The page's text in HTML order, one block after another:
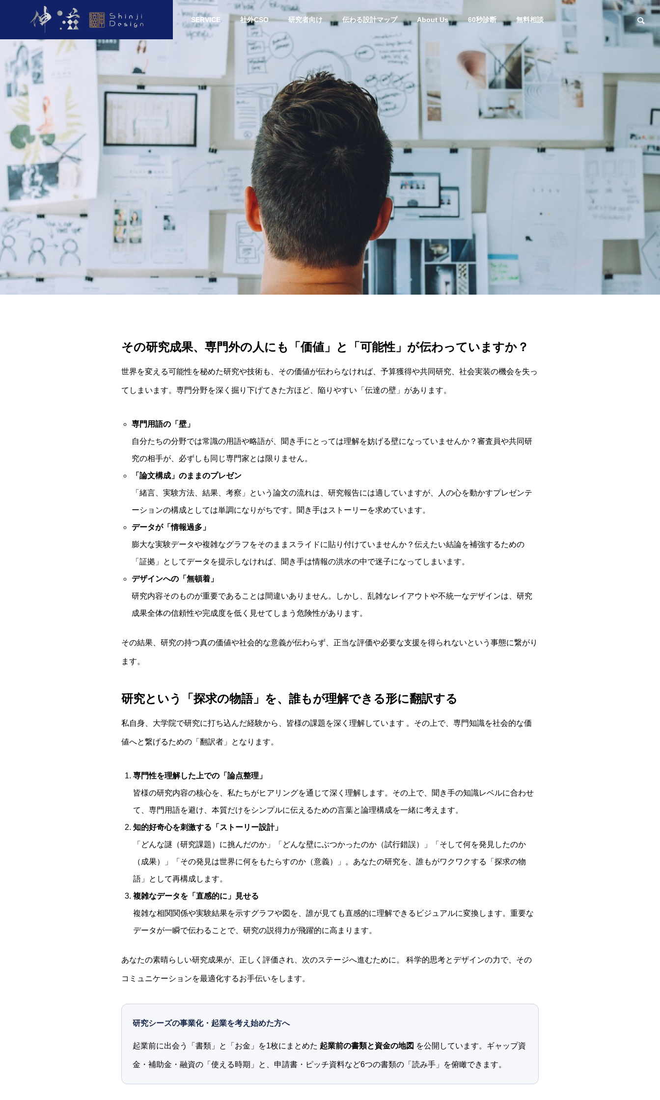
HOME SERVICE 社外CSO 研究者向け 伝わる設計マップ About Us 60秒診断 無料相談
その研究成果、専門外の人にも「価値」と「可能性」が伝わっていますか？
世界を変える可能性を秘めた研究や技術も、その価値が伝わらなければ、予算獲得や共同研究、社会実装の機会を失っ
てしまいます。専門分野を深く掘り下げてきた方ほど、陥りやすい「伝達の壁」があります。
専門用語の「壁」
自分たちの分野では常識の用語や略語が、聞き手にとっては理解を妨げる壁になっていませんか？審査員や共同研
究の相手が、必ずしも同じ専門家とは限りません。
「論文構成」のままのプレゼン
「緒言、実験方法、結果、考察」という論文の流れは、研究報告には適していますが、人の心を動かすプレゼンテ
ーションの構成としては単調になりがちです。聞き手はストーリーを求めています。
データが「情報過多」
膨大な実験データや複雑なグラフをそのままスライドに貼り付けていませんか？伝えたい結論を補強するための
「証拠」としてデータを提示しなければ、聞き手は情報の洪水の中で迷子になってしまいます。
デザインへの「無頓着」
研究内容そのものが重要であることは間違いありません。しかし、乱雑なレイアウトや不統一なデザインは、研究
成果全体の信頼性や完成度を低く見せてしまう危険性があります。
その結果、研究の持つ真の価値や社会的な意義が伝わらず、正当な評価や必要な支援を得られないという事態に繋がり
ます。
研究という「探求の物語」を、誰もが理解できる形に翻訳する
私自身、大学院で研究に打ち込んだ経験から、皆様の課題を深く理解しています 。その上で、専門知識を社会的な価
値へと繋げるための「翻訳者」となります。
専門性を理解した上での「論点整理」
皆様の研究内容の核心を、私たちがヒアリングを通じて深く理解します。その上で、聞き手の知識レベルに合わせ
て、専門用語を避け、本質だけをシンプルに伝えるための言葉と論理構成を一緒に考えます。
知的好奇心を刺激する「ストーリー設計」
「どんな謎（研究課題）に挑んだのか」「どんな壁にぶつかったのか（試行錯誤）」「そして何を発見したのか
（成果）」「その発見は世界に何をもたらすのか（意義）」。あなたの研究を、誰もがワクワクする「探求の物
語」として再構成します。
複雑なデータを「直感的に」見せる
複雑な相関関係や実験結果を示すグラフや図を、誰が見ても直感的に理解できるビジュアルに変換します。重要な
データが一瞬で伝わることで、研究の説得力が飛躍的に高まります。
あなたの素晴らしい研究成果が、正しく評価され、次のステージへ進むために。 科学的思考とデザインの力で、その
コミュニケーションを最適化するお手伝いをします。
研究シーズの事業化・起業を考え始めた方へ
起業前に出会う「書類」と「お金」を1枚にまとめた 起業前の書類と資金の地図 を公開しています。ギャップ資
金・補助金・融資の「使える時期」と、申請書・ピッチ資料など6つの書類の「読み手」を俯瞰できます。